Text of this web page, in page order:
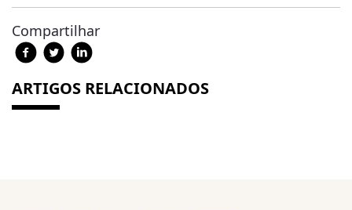
Compartilhar
ARTIGOS RELACIONADOS